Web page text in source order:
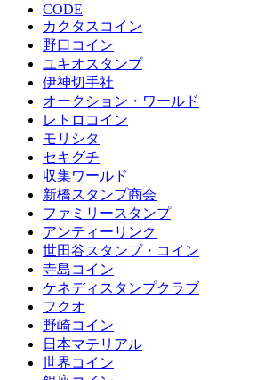
CODE
カクタスコイン
野口コイン
ユキオスタンプ
伊神切手社
オークション・ワールド
レトロコイン
モリシタ
セキグチ
収集ワールド
新橋スタンプ商会
ファミリースタンプ
アンティーリンク
世田谷スタンプ・コイン
寺島コイン
ケネディスタンプクラブ
フクオ
野崎コイン
日本マテリアル
世界コイン